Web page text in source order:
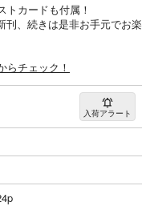
トカードも付属！
刊、続きは是非お手元でお楽
チェック！
入荷アラート